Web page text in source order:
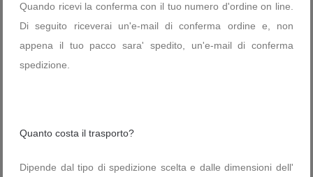
Quando ricevi la conferma con il tuo numero d'ordine on line.
Di seguito riceverai un'e-mail di conferma ordine e, non
appena il tuo pacco sara' spedito, un'e-mail di conferma
spedizione.
Quanto costa il trasporto?
Dipende dal tipo di spedizione scelta e dalle dimensioni dell'